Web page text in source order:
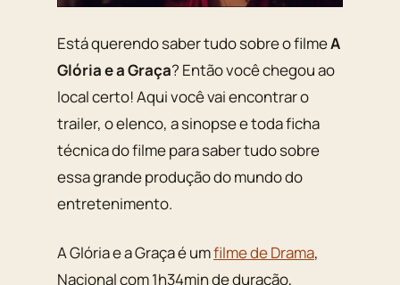
Está querendo saber tudo sobre o filmeA
Glória e a Graça? Então você chegou ao
local certo! Aqui você vai encontrar o
trailer, o elenco, a sinopse e toda ficha
técnica do filme para saber tudo sobre
essa grande produção do mundo do
entretenimento.
A Glória e a Graça é umfilme de Drama,
Nacional com 1h34min de duração,